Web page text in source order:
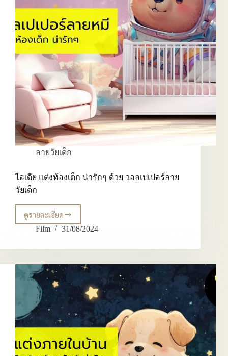
ลายวัยเด็ก
ไอเดีย แต่งห้องเด็ก น่ารักๆ ด้วย วอลเปเปอร์ลาย
วัยเด็ก
ดูรายละเอียด
ไอ
เดีย
ห้อง
น่า
รักๆ
ด้วย
วอลเปเปอร์
เด็ก
Film 31/08/2024